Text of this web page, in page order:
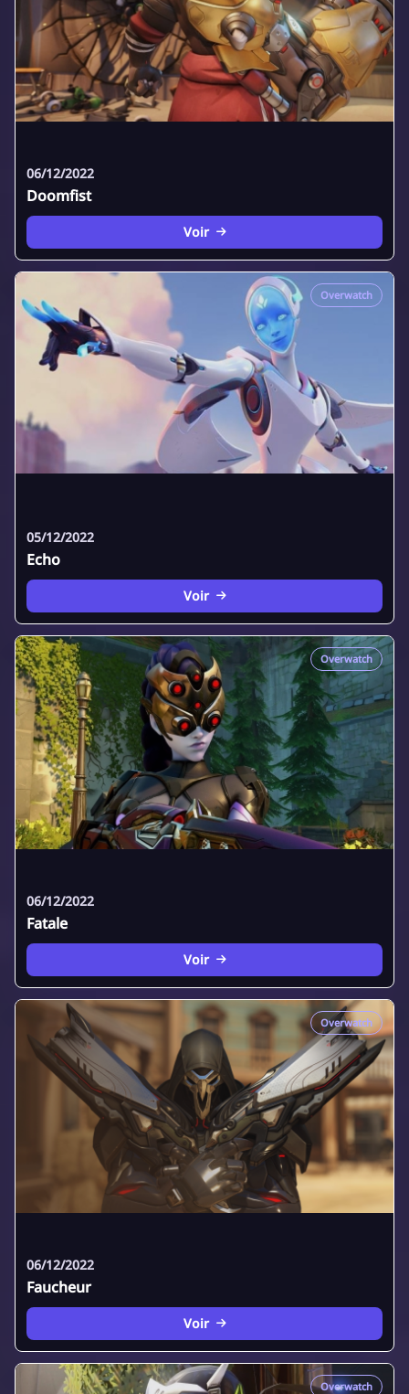
06/12/2022
Doomfist
Voir
Overwatch
05/12/2022
Echo
Voir
Overwatch
06/12/2022
Fatale
Voir
Overwatch
06/12/2022
Faucheur
Voir
Overwatch